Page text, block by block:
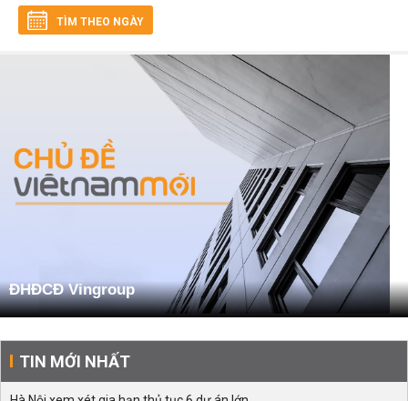
TÌM THEO NGÀY
ĐHĐCĐ Vingroup
TIN MỚI NHẤT